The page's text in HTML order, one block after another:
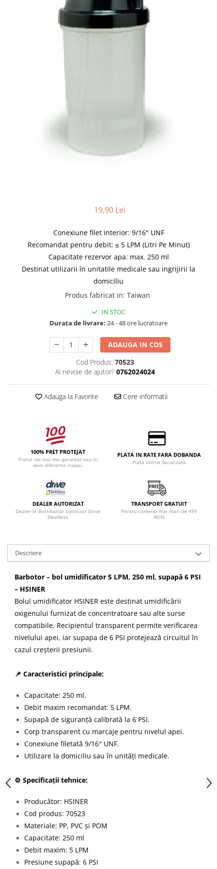
19,90 Lei
Conexiune filet interior: 9/16" UNF
Recomandat pentru debit: ≤ 5 LPM (Litri Pe Minut)
Capacitate rezervor apa: max. 250 ml
Destinat utilizarii în unitatile medicale sau ingrijirii la
domiciliu
Produs fabricat in: Taiwan
IN STOC
Durata de livrare: 24 - 48 ore lucratoare
ADAUGA IN COS
Cod Produs: 70523
Ai nevoie de ajutor? 0762024024
Adauga la Favorite Cere informatii
100% PRET PROTEJAT
Pretul cel mai mic garantat sau iti
dam diferenta inapoi.
PLATA IN RATE FARA DOBANDA
Plata online Securizata
DEALER AUTORIZAT
Dealer si distribuitor autorizat Drive
Devilbiss
TRANSPORT GRATUIT
Pentru comenzi mai mari de 499
RON
Descriere
Barbotor – bol umidificator 5 LPM, 250 ml, supapă 6 PSI
– HSINER
Bolul umidificator HSINER este destinat umidificării
oxigenului furnizat de concentratoare sau alte surse
compatibile. Recipientul transparent permite verificarea
nivelului apei, iar supapa de 6 PSI protejează circuitul în
cazul creșterii presiunii.
📌 Caracteristici principale:
Capacitate: 250 ml.
Debit maxim recomandat: 5 LPM.
Supapă de siguranță calibrată la 6 PSI.
Corp transparent cu marcaje pentru nivelul apei.
Conexiune filetată 9/16″ UNF.
Utilizare la domiciliu sau în unități medicale.
⚙️ Specificații tehnice:
Producător: HSINER
Cod produs: 70523
Materiale: PP, PVC și POM
Capacitate: 250 ml
Debit maxim: 5 LPM
Presiune supapă: 6 PSI